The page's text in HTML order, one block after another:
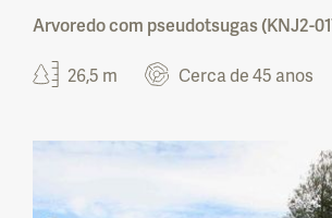
Reserva Natural das Lagoas de
e da Sancha
Sto. António
Paisagem Protegida da Serra
Arvoredo com pseudotsugas (KNJ2-
26,5 m
Cerca de 45 anos